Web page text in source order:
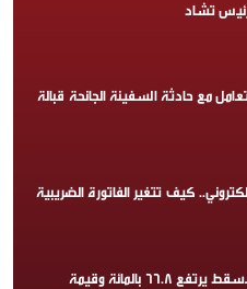
تشاد
مع حادثة السفينة الجانحة قبالة
كيف تتغير الفاتورة الضريبية
المؤشر العام لبورصة مسقط يرتفع 66.8 بالمائة وقيمة